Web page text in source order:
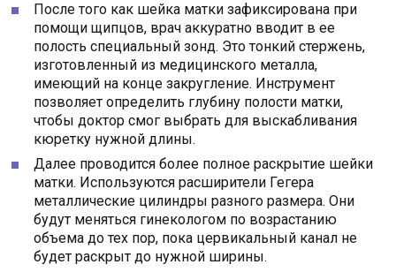
После того как шейка матки зафиксирована при
помощи щипцов, врач аккуратно вводит в ее
полость специальный зонд. Это тонкий стержень,
изготовленный из медицинского металла,
имеющий на конце закругление. Инструмент
позволяет определить глубину полости матки,
чтобы доктор смог выбрать для выскабливания
кюретку нужной длины.
Далее проводится более полное раскрытие шейки
матки. Используются расширители Гегера
металлические цилиндры разного размера. Они
будут меняться гинекологом по возрастанию
объема до тех пор, пока цервикальный канал не
будет раскрыт до нужной ширины.